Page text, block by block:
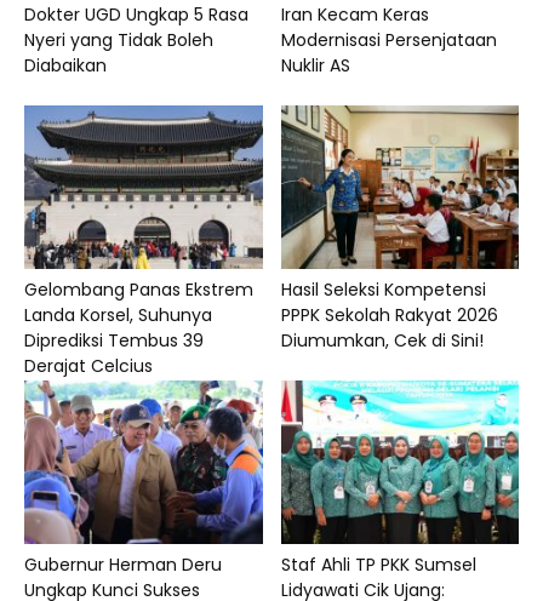
Dokter UGD Ungkap 5 Rasa
Nyeri yang Tidak Boleh
Diabaikan
Iran Kecam Keras
Modernisasi Persenjataan
Nuklir AS
Gelombang Panas Ekstrem
Landa Korsel, Suhunya
Diprediksi Tembus 39
Derajat Celcius
Hasil Seleksi Kompetensi
PPPK Sekolah Rakyat 2026
Diumumkan, Cek di Sini!
Gubernur Herman Deru
Ungkap Kunci Sukses
Staf Ahli TP PKK Sumsel
Lidyawati Cik Ujang: